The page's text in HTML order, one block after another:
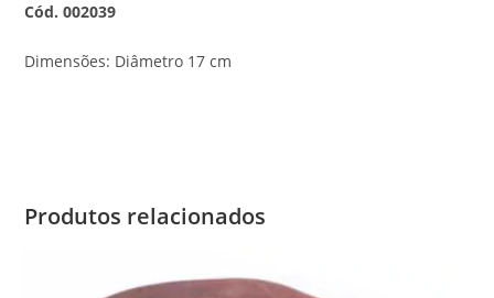
Cód. 002039
Dimensões: Diâmetro 17 cm
Produtos relacionados